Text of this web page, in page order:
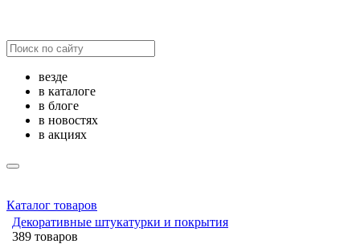
везде
в каталоге
в блоге
в новостях
в акциях
Каталог товаров
Декоративные штукатурки и покрытия
389 товаров